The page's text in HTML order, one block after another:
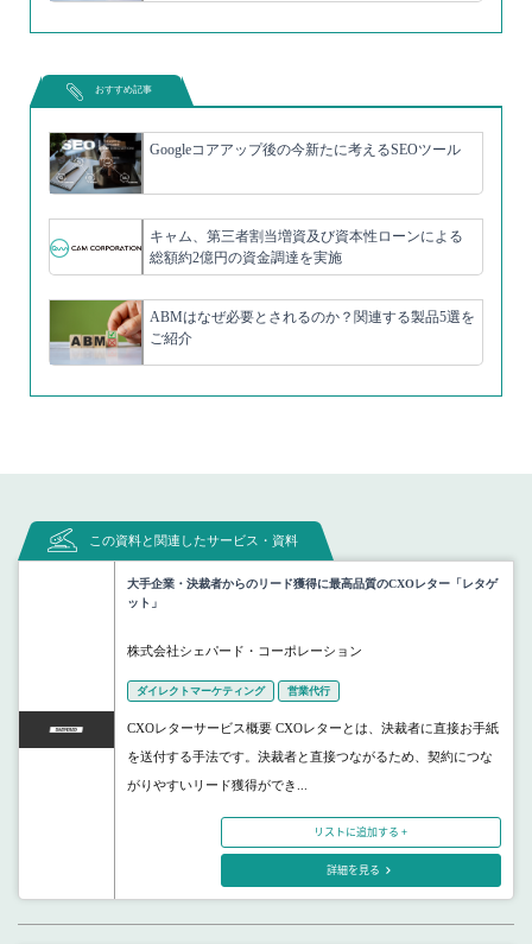
おすすめ記事
Googleコアアップ後の今新たに考えるSEOツール
キャム、第三者割当増資及び資本性ローンによる
総額約2億円の資金調達を実施
ABMはなぜ必要とされるのか？関連する製品5選を
ご紹介
この資料と関連したサービス・資料
大手企業・決裁者からのリード獲得に最高品質のCXOレター「レタゲ
ット」
株式会社シェパード・コーポレーション
ダイレクトマーケティング 営業代行
CXOレターサービス概要 CXOレターとは、決裁者に直接お手紙
を送付する手法です。決裁者と直接つながるため、契約につな
がりやすいリード獲得ができ...
リストに追加する +
詳細を見る